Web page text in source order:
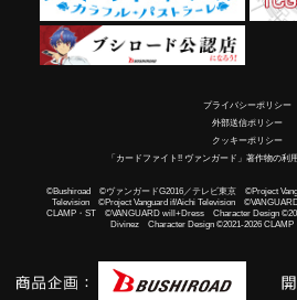
プライバシーポリシー
外部送信ポリシー
クッキーポリシー
「カードファイト!! ヴァンガード」著作物の利
©Bushiroad ©ヴァンガードG2016／テレビ東京 ©Project
Television ©Project Vanguard if/Aichi Television
CLAMP・ST ©VANGUARD will+Dress Character Design
Divinez Character Design ©2021-2026